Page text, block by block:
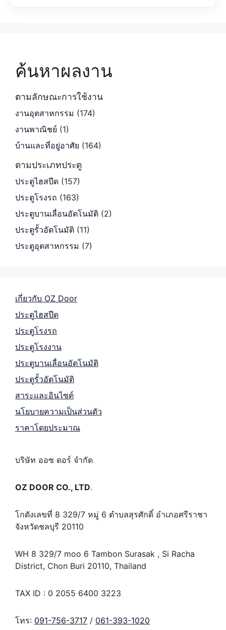
ค้นหาผลงาน
ตามลักษณะการใช้งาน
งานอุตสาหกรรม (174)
งานพาณิชย์ (1)
บ้านและที่อยู่อาศัย (164)
ตามประเภทประตู
ประตูไฮสปีด (157)
ประตูโรงรถ (163)
ประตูบานเลื่อนอัตโนมัติ (2)
ประตูรั้วอัตโนมัติ (11)
ประตูอุตสาหกรรม (7)
เกี่ยวกับ OZ Door
ประตูไฮสปีด
ประตูโรงรถ
ประตูโรงงาน
ประตูบานเลื่อนอัตโนมัติ
ประตูรั้วอัตโนมัติ
สาระและอินไซต์
นโยบายความเป็นส่วนตัว
ราคาโดยประมาณ
บริษัท ออซ ดอร์ จำกัด
OZ DOOR CO., LTD.
โกดังเลขที่ 8 329/7 หมู่ 6 ตำบลสุรศักดิ์ อำเภอศรีราชา
จังหวัดชลบุรี 20110
WH 8 329/7 moo 6 Tambon Surasak , Si Racha
District, Chon Buri 20110, Thailand
TAX ID : 0 2055 6400 3223
โทร: 091-756-3717 / 061-393-1020